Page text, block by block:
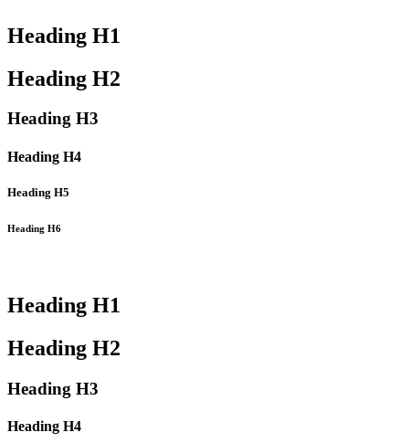
Heading H1
Heading H2
Heading H3
Heading H4
Heading H5
Heading H6
Heading H1
Heading H2
Heading H3
Heading H4